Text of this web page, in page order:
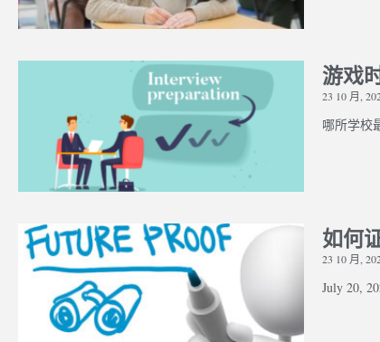
游戏
23 10 月,
哪所学校
如何
23 10 月,
July 20,